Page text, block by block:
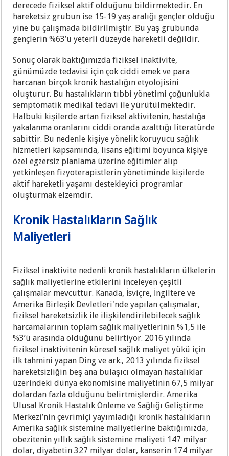
derecede fiziksel aktif olduğunu bildirmektedir. En
hareketsiz grubun ise 15-19 yaş aralığı gençler olduğu
yine bu çalışmada bildirilmiştir. Bu yaş grubunda
gençlerin %63’ü yeterli düzeyde hareketli değildir.
Sonuç olarak baktığımızda fiziksel inaktivite,
günümüzde tedavisi için çok ciddi emek ve para
harcanan birçok kronik hastalığın etyolojisini
oluşturur. Bu hastalıkların tıbbi yönetimi çoğunlukla
semptomatik medikal tedavi ile yürütülmektedir.
Halbuki kişilerde artan fiziksel aktivitenin, hastalığa
yakalanma oranlarını ciddi oranda azalttığı literatürde
sabittir. Bu nedenle kişiye yönelik koruyucu sağlık
hizmetleri kapsamında, lisans eğitimi boyunca kişiye
özel egzersiz planlama üzerine eğitimler alıp
yetkinleşen fizyoterapistlerin yönetiminde kişilerde
aktif hareketli yaşamı destekleyici programlar
oluşturmak elzemdir.
Kronik Hastalıkların Sağlık
Maliyetleri
Fiziksel inaktivite nedenli kronik hastalıkların ülkelerin
sağlık maliyetlerine etkilerini inceleyen çeşitli
çalışmalar mevcuttur. Kanada, İsviçre, İngiltere ve
Amerika Birleşik Devletleri'nde yapılan çalışmalar,
fiziksel hareketsizlik ile ilişkilendirilebilecek sağlık
harcamalarının toplam sağlık maliyetlerinin %1,5 ile
%3’ü arasında olduğunu belirtiyor. 2016 yılında
fiziksel inaktivitenin küresel sağlık maliyet yükü için
ilk tahmini yapan Ding ve ark., 2013 yılında fiziksel
hareketsizliğin beş ana bulaşıcı olmayan hastalıklar
üzerindeki dünya ekonomisine maliyetinin 67,5 milyar
dolardan fazla olduğunu belirtmişlerdir. Amerika
Ulusal Kronik Hastalık Önleme ve Sağlığı Geliştirme
Merkezi’nin çevrimiçi yayımladığı kronik hastalıkların
Amerika sağlık sistemine maliyetlerine baktığımızda,
obezitenin yıllık sağlık sistemine maliyeti 147 milyar
dolar, diyabetin 327 milyar dolar, kanserin 174 milyar